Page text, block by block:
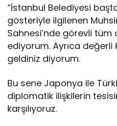
“İstanbul Belediyesi
gösteriyle ilgilenen
Sahnesi’nde görevli
ediyorum. Ayrıca değerli
geldiniz diyorum.
Bu sene Japonya ile
diplomatik ilişkilerin
karşılıyoruz.